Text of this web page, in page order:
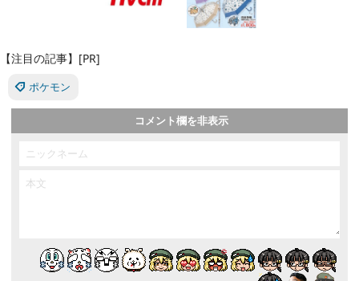
【注目の記事】[PR]
ポケモン
コメント欄を非表示